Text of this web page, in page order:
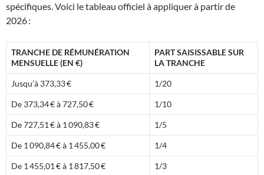
spécifiques. Voici le tableau officiel à appliquer à partir de
2026 :
TRANCHE DE RÉMUNÉRATION
MENSUELLE (EN €)
PART SAISISSABLE SUR
LA TRANCHE
Jusqu’à 373,33 € 1/20
De 373,34 € à 727,50 € 1/10
De 727,51 € à 1 090,83 € 1/5
De 1 090,84 € à 1 455,00 € 1/4
De 1 455,01 € à 1 817,50 € 1/3